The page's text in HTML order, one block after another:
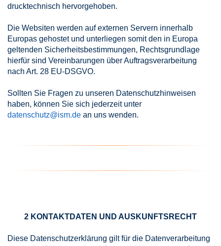
drucktechnisch hervorgehoben.
Die Websiten werden auf externen Servern innerhalb
Europas gehostet und unterliegen somit den in Europa
geltenden Sicherheitsbestimmungen, Rechtsgrundlage
hierfür sind Vereinbarungen über Auftragsverarbeitung
nach Art. 28 EU-DSGVO.
Sollten Sie Fragen zu unseren Datenschutzhinweisen
haben, können Sie sich jederzeit unter
datenschutz@ism.de an uns wenden.
2 KONTAKTDATEN UND AUSKUNFTSRECHT
Diese Datenschutzerklärung gilt für die Datenverarbeitung